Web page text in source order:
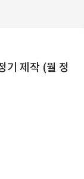
기 제작 (월 정